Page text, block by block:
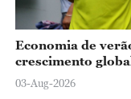
Economia de
crescimento
03-Aug-2026